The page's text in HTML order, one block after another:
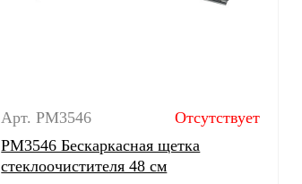
Арт. PM3546
Отсутствует
PM3546 Бескаркасная щетка
стеклоочистителя 48 см